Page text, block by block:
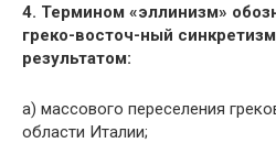
4. Термином «эллинизм»
греко-восточ-ный
результатом:
а) массового переселения
области Италии;